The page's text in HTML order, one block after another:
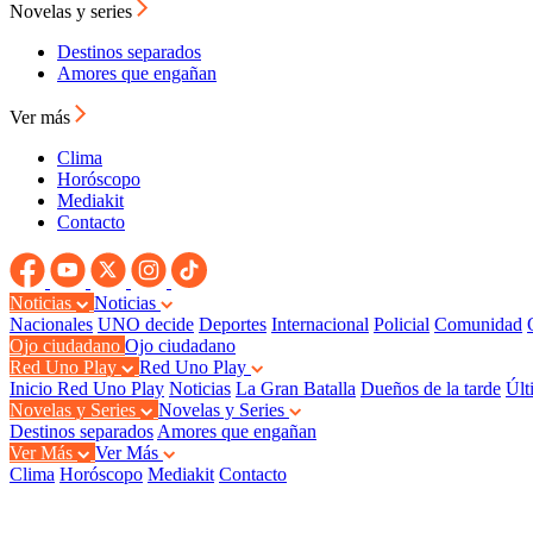
Novelas y series
Destinos separados
Amores que engañan
Ver más
Clima
Horóscopo
Mediakit
Contacto
Noticias
Noticias
Nacionales UNO decide Deportes Internacional Policial Comunidad
Ojo ciudadano Ojo ciudadano
Red Uno Play
Red Uno Play
Inicio Red Uno Play Noticias La Gran Batalla Dueños de la tarde
Novelas y Series
Novelas y Series
Destinos separados Amores que engañan
Ver Más
Ver Más
Clima Horóscopo Mediakit Contacto